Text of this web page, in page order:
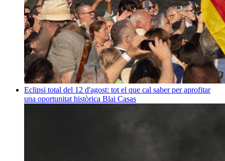
Eclipsi total del 12 d'agost: tot el que cal saber per aprofitar
una oportunitat històrica Blai Casas